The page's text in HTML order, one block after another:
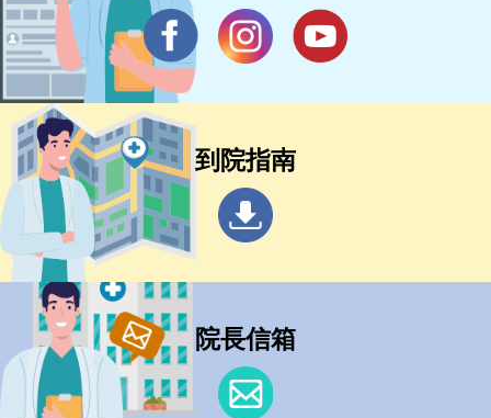
到院指南
院長信箱